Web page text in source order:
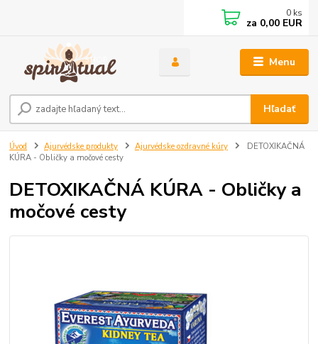
Menu
Hľadať
0 ks
za 0,00 EUR
Úvod Ajurvédske produkty Ajurvédske ozdravné kúry
DETOXIKAČNÁ
KÚRA - Obličky a močové cesty
DETOXIKAČNÁ KÚRA - Obličky a
močové cesty